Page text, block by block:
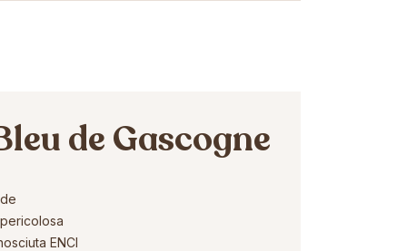
de Gascogne
ENCI